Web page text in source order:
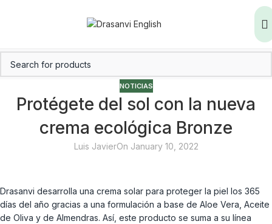
NOTICIAS
Protégete del sol con la nueva
crema ecológica Bronze
Luis JavierOn January 10, 2022
Drasanvi desarrolla una crema solar para proteger la piel los 365
días del año gracias a una formulación a base de Aloe Vera, Aceite
de Oliva y de Almendras. Así, este producto se suma a su línea